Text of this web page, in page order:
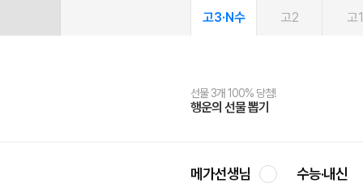
고3·N수 고2 고1
선물 3개 100% 당첨!
행운의 선물 뽑기
선물 100% 증정!
메가스터디 X 올리브
여름방학 스터디 캐시백
메가런 썸머스쿨
2027 러셀 단과
강사 공개선발
스마트러닝앱
설문 EVENT
메가패스
3일 무료 체험권
메가패스 수강생 무료혜택!
메가클럽 멤버십
사회공헌 캠페인
희망이룸 메가나눔
메가선생님 수능·내신